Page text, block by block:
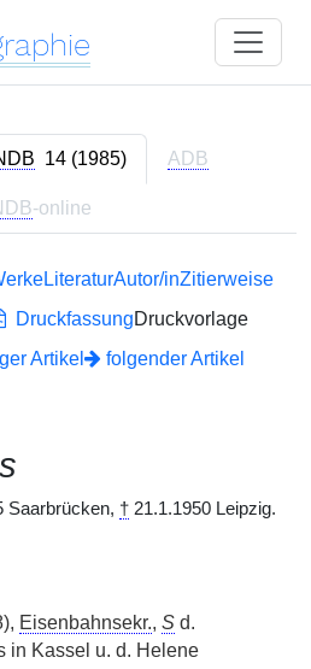
14 (1985) ADB
-online
LiteraturAutor/inZitierweise
DruckfassungDruckvorlage
Artikel folgender Artikel
Saarbrücken, † 21.1.1950 Leipzig.
Eisenbahnsekr., S d.
in Kassel u. d. Helene